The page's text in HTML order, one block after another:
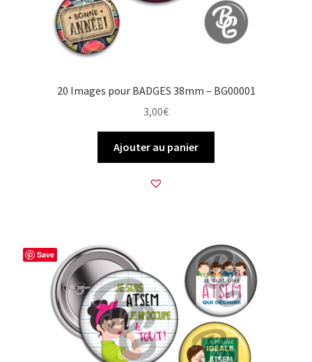
20 Images pour BADGES 38mm – BG00001
3,00€
Ajouter au panier
Save